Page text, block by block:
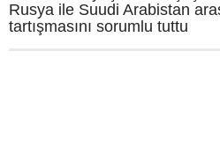
Rusya ile Suudi Arabistan
tartışmasını sorumlu tuttu